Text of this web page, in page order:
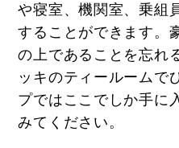
や寝室、機関室、乗組
することができます。
の上であることを忘れ
ッキのティールームで
プではここでしか手に
みてください。